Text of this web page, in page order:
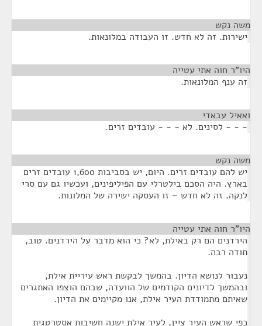
משה נקש
ישירות. זה לא חדש. זו העבודה במלונאות.
היו"ר חוה אתי עטייה
זה ענף המלונאות.
ואאיל עבאדי
- - - לסינים. לא - - - עובדים זרים.
משה נקש
יש להם עובדים זרים. היום, יש בסביבות 1,600 עובדים זרים
בארץ. היה הסכם בילטרלי עם הפיליפינים, ועכשיו גם עם סרי
לנקה. זה לא חדש – זו העסקה ישירה של המלונות.
היו"ר חוה אתי עטייה
הירדנים הם רק באילת, לא? כי הוא מדבר על הירדנים. טוב,
תודה רבה.
נעבור לנושא הדיון. בהמשך לבקשת ראש עיריית אילת,
ובהמשך לדיונים הקודמים של הוועדה, שבהם הוצפו האתגרים
שאיתם מתמודדת העיר אילת, אנו מקיימים את הדיון.
כפי שראש העיר ציין, לעיר אילת ישנה חשיבות אסטרטגית